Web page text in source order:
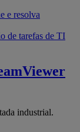
e resolva
de tarefas de TI
industrial.